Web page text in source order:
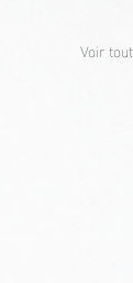
Voir tout